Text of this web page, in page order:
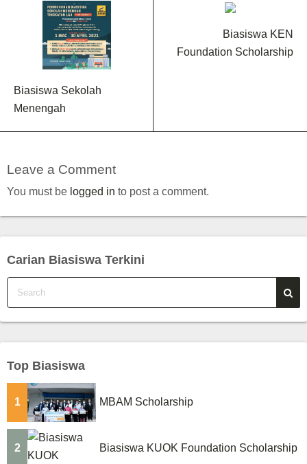
Biasiswa Sekolah
Menengah
Biasiswa KEN
Foundation Scholarship
Leave a Comment
You must be logged in to post a comment.
Carian Biasiswa Terkini
Top Biasiswa
1 MBAM Scholarship
2 Biasiswa KUOK Foundation Scholarship